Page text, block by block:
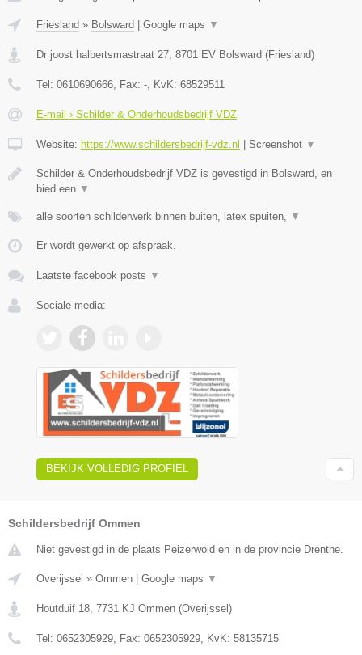
Friesland » Bolsward | Google maps ▼
Dr joost halbertsmastraat 27 8701 EV Bolsward (Friesland)
Tel: 0610690666 , Fax: - , KvK: 68529511
E-mail › Schilder & Onderhoudsbedrijf VDZ
Website: https://www.schildersbedrijf-vdz.nl | Screenshot ▼
Schilder & Onderhoudsbedrijf VDZ is gevestigd in Bolsward, en
bied een ▼
alle soorten schilderwerk binnen buiten, latex spuiten, ▼
Er wordt gewerkt op afspraak.
Laatste facebook posts ▼
Sociale media:
BEKIJK VOLLEDIG PROFIEL
Schildersbedrijf Ommen
Niet gevestigd in de plaats Peizerwold en in de provincie Drenthe.
Overijssel » Ommen Google maps ▼
Houtduif 18 7731 KJ Ommen (Overijssel )
Tel: 0652305929 , Fax: 0652305929 , KvK: 58135715